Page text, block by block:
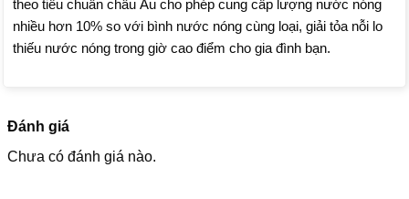
theo tiêu chuẩn châu Âu cho phép cung cấp lượng nước nóng
nhiều hơn 10% so với bình nước nóng cùng loại, giải tỏa nỗi lo
thiếu nước nóng trong giờ cao điểm cho gia đình bạn.
Đánh giá
Chưa có đánh giá nào.